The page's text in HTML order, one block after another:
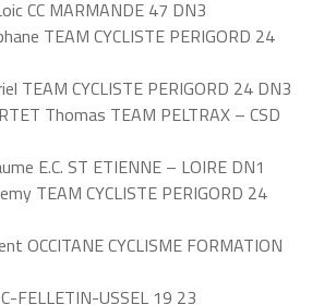
CC MARMANDE 47 DN3
TEAM CYCLISTE PERIGORD 24
TEAM CYCLISTE PERIGORD 24 DN3
Thomas TEAM PELTRAX – CSD
E.C. ST ETIENNE – LOIRE DN1
TEAM CYCLISTE PERIGORD 24
OCCITANE CYCLISME FORMATION
FELLETIN-USSEL 19 23